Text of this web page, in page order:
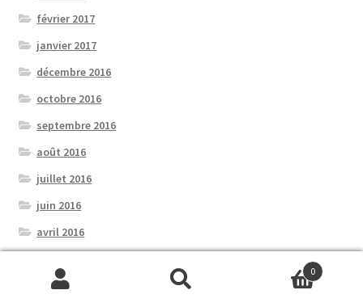
février 2017
janvier 2017
décembre 2016
octobre 2016
septembre 2016
août 2016
juillet 2016
juin 2016
avril 2016
avril 2015
Recherche
Recherche
0